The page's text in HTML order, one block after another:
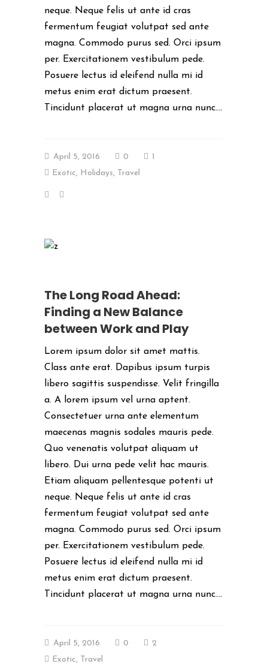
neque. Neque felis ut ante id cras
fermentum feugiat volutpat sed ante
magna. Commodo purus sed. Orci ipsum
per. Exercitationem vestibulum pede.
Posuere lectus id eleifend nulla mi id
metus enim erat dictum praesent.
Tincidunt placerat ut magna urna nunc....
April 5, 2016 0
1
Exotic, Holidays, Travel
The Long Road Ahead:
Finding a New Balance
between Work and Play
Lorem ipsum dolor sit amet mattis.
Class ante erat. Dapibus ipsum turpis
libero sagittis suspendisse. Velit fringilla
a. A lorem ipsum vel urna aptent.
Consectetuer urna ante elementum
maecenas magnis sodales mauris pede.
Quo venenatis volutpat aliquam ut
libero. Dui urna pede velit hac mauris.
Etiam aliquam pellentesque potenti ut
neque. Neque felis ut ante id cras
fermentum feugiat volutpat sed ante
magna. Commodo purus sed. Orci ipsum
per. Exercitationem vestibulum pede.
Posuere lectus id eleifend nulla mi id
metus enim erat dictum praesent.
Tincidunt placerat ut magna urna nunc....
April 5, 2016 0
2
Exotic, Travel